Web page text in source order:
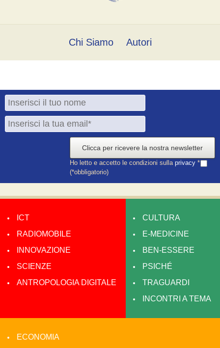
Chi Siamo Autori
Clicca per ricevere la nostra newsletter
Ho letto e accetto le condizioni sulla privacy *
(*obbligatorio)
ICT
RADIOMOBILE
INNOVAZIONE
SCIENZE
ANTROPOLOGIA DIGITALE
CULTURA
E-MEDICINE
BEN-ESSERE
PSICHÉ
TRAGUARDI
INCONTRI A TEMA
ECONOMIA